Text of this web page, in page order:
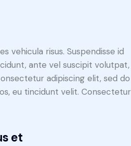
vehicula risus. Suspendisse id
ante vel suscipit volutpat,
adipiscing elit, sed do
eu tincidunt velit. Consectetur
et